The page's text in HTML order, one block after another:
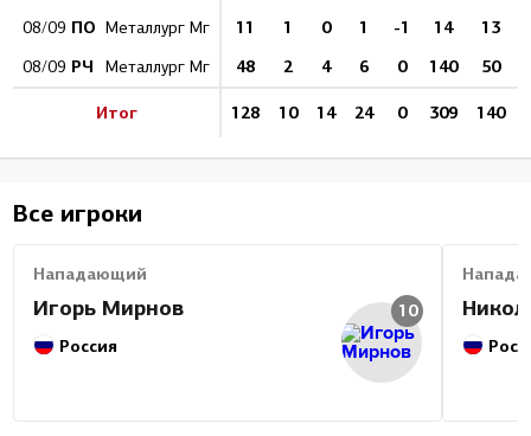
08/09 ПО Металлург Мг 11 1 0 1 -1 14 13
08/09 РЧ Металлург Мг 48 2 4 6 0 140 50
Итог 128 10 14 24 0 309 140
Все игроки
Нападающий
Игорь Мирнов
Россия
10